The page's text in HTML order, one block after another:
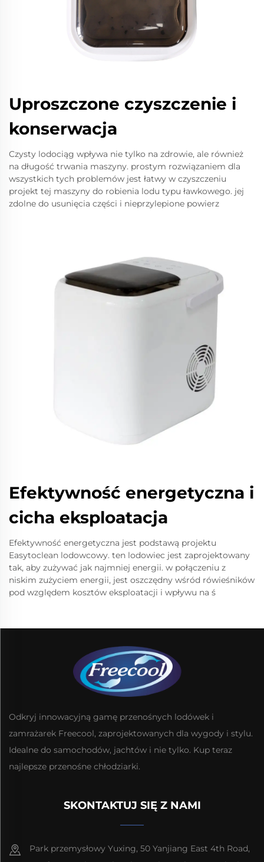
Uproszczone czyszczenie i
konserwacja
Czysty lodociąg wpływa nie tylko na zdrowie, ale również
na długość trwania maszyny. prostym rozwiązaniem dla
wszystkich tych problemów jest łatwy w czyszczeniu
projekt tej maszyny do robienia lodu typu ławkowego. jej
zdolne do usunięcia części i nieprzylepione powierz
Efektywność energetyczna i
cicha eksploatacja
Efektywność energetyczna jest podstawą projektu
Easytoclean lodowcowy. ten lodowiec jest zaprojektowany
tak, aby zużywać jak najmniej energii. w połączeniu z
niskim zużyciem energii, jest oszczędny wśród rówieśników
pod względem kosztów eksploatacji i wpływu na ś
Odkryj innowacyjną gamę przenośnych lodówek i
zamrażarek Freecool, zaprojektowanych dla wygody i stylu.
Idealne do samochodów, jachtów i nie tylko. Kup teraz
najlepsze przenośne chłodziarki.
SKONTAKTUJ SIĘ Z NAMI
Park przemysłowy Yuxing, 50 Yanjiang East 4th Road,